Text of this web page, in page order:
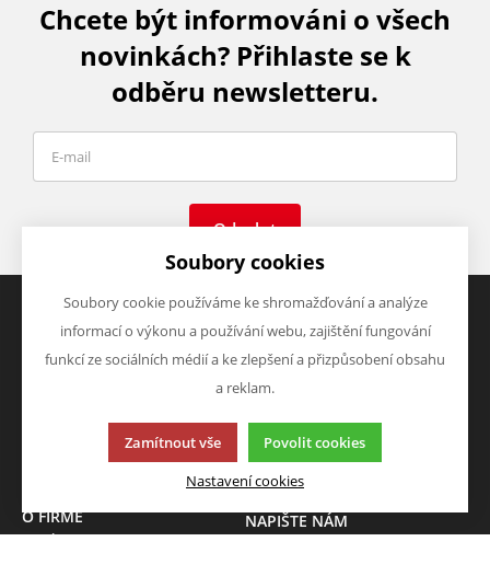
Chcete být informováni o všech
novinkách? Přihlaste se k
odběru newsletteru.
Odeslat
VŠE O NÁKUPU
Vrácení zboží
Zásady zpracování osobních
VÝHODY A SLEVY
Zboží v akci
Zboží výprodej
O FIRMĚ
O nás
NAPIŠTE NÁM
Soubory cookies
Soubory cookie používáme ke shromažďování a analýze
informací o výkonu a používání webu, zajištění fungování
funkcí ze sociálních médií a ke zlepšení a přizpůsobení obsahu
a reklam.
Zamítnout vše Povolit cookies
Nastavení cookies